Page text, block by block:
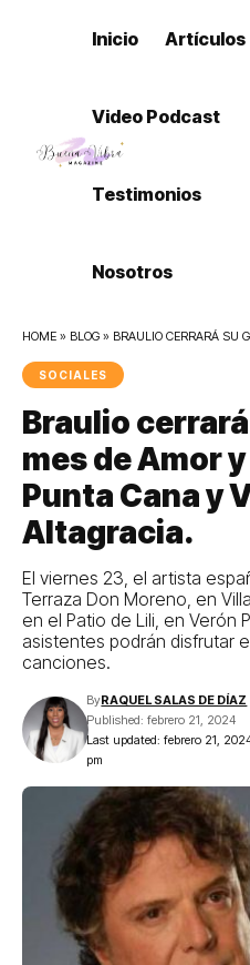
Inicio Artículos
Video Podcast
Testimonios
Nosotros
HOME » BLOG » BRAULIO CERRARÁ SU GIRA DEL MES
SOCIALES
Braulio
mes de Amor
Punta Cana y
Altagracia.
El viernes 23, el artista
Terraza Don Moreno, en
en el Patio de Lili, en Verón
asistentes podrán disfrutar
canciones.
Last updated: febrero 21, 2024
pm
ByRAQUEL SALAS DE DÍAZ
Published: febrero 21, 2024